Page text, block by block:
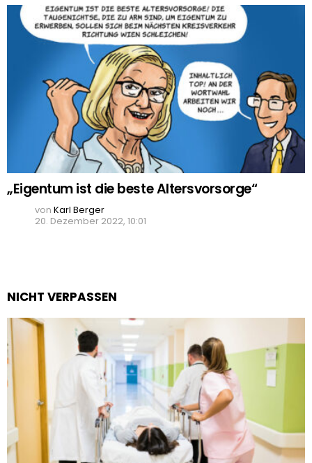
„Eigentum ist die beste Altersvorsorge“
von Karl Berger
20. Dezember 2022, 10:01
NICHT VERPASSEN